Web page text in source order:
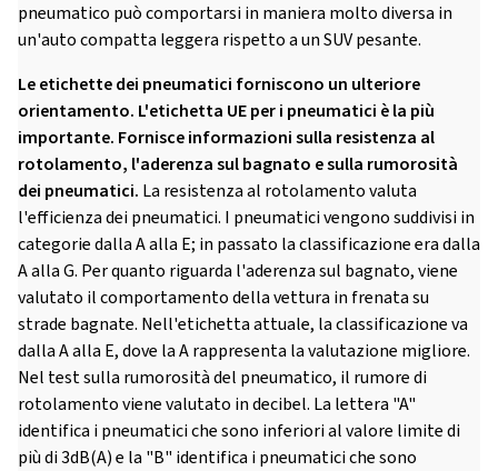
pneumatico può comportarsi in maniera molto diversa in
un'auto compatta leggera rispetto a un SUV pesante.
Le etichette dei pneumatici forniscono un ulteriore
orientamento. L'etichetta UE per i pneumatici è la più
importante. Fornisce informazioni sulla resistenza al
rotolamento, l'aderenza sul bagnato e sulla rumorosità
dei pneumatici. La resistenza al rotolamento valuta
l'efficienza dei pneumatici. I pneumatici vengono suddivisi in
categorie dalla A alla E; in passato la classificazione era dalla
A alla G. Per quanto riguarda l'aderenza sul bagnato, viene
valutato il comportamento della vettura in frenata su
strade bagnate. Nell'etichetta attuale, la classificazione va
dalla A alla E, dove la A rappresenta la valutazione migliore.
Nel test sulla rumorosità del pneumatico, il rumore di
rotolamento viene valutato in decibel. La lettera "A"
identifica i pneumatici che sono inferiori al valore limite di
più di 3dB(A) e la "B" identifica i pneumatici che sono